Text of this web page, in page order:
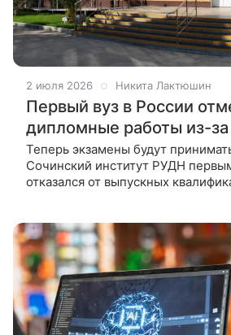
2 июля 2026 Никита Лактюшин
Первый вуз в России
дипломные работы из-
Теперь экзамены будут
Сочинский институт РУДН
отказался от выпускных